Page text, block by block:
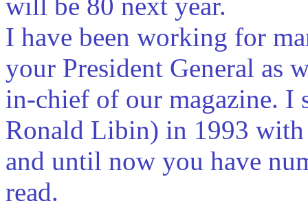
will be 80 next year.
I have been working for
your President General as
in-chief of our magazine. I
Ronald Libin) in 1993 with
and until now you have
read.